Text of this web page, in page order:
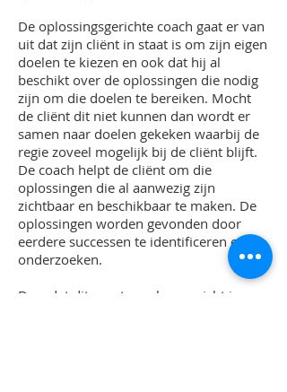
De oplossingsgerichte coach gaat er van
uit dat zijn cliënt in staat is om zijn eigen
doelen te kiezen en ook dat hij al
beschikt over de oplossingen die nodig
zijn om die doelen te bereiken. Mocht
de cliënt dit niet kunnen dan wordt er
samen naar doelen gekeken waarbij de
regie zoveel mogelijk bij de cliënt blijft.
De coach helpt de cliënt om die
oplossingen die al aanwezig zijn
zichtbaar en beschikbaar te maken. De
oplossingen worden gevonden door
eerdere successen te identificeren en
onderzoeken.
Doordat dit soort coachen gericht is op